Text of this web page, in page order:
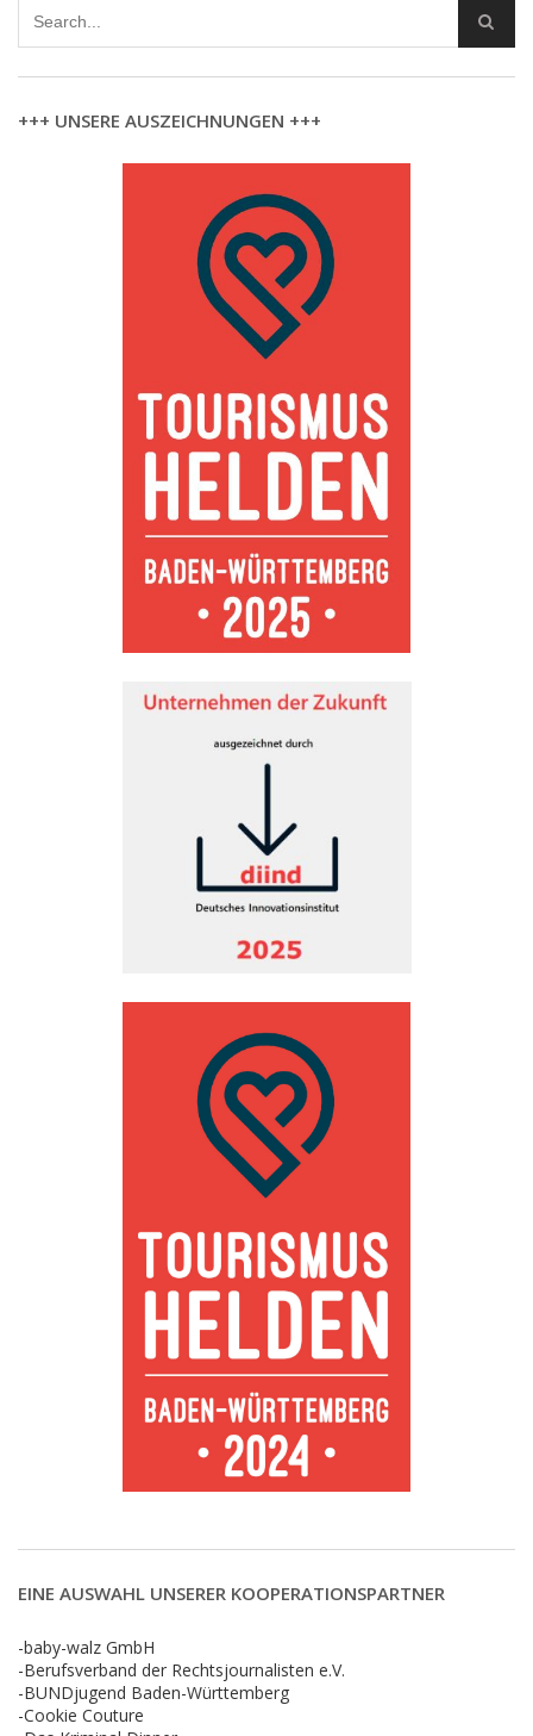
+++ UNSERE AUSZEICHNUNGEN +++
EINE AUSWAHL UNSERER KOOPERATIONSPARTNER
-baby-walz GmbH
-Berufsverband der Rechtsjournalisten e.V.
-BUNDjugend Baden-Württemberg
-Cookie Couture